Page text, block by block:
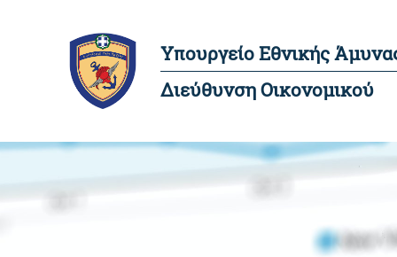
Υπουργείο Εθνικής
Διεύθυνση Οικονομικού